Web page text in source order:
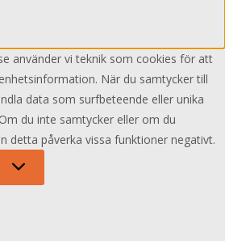
använder vi teknik som cookies för att
När du samtycker till
data som surfbeteende eller unika
du inte samtycker eller om du
detta påverka vissa funktioner negativt.